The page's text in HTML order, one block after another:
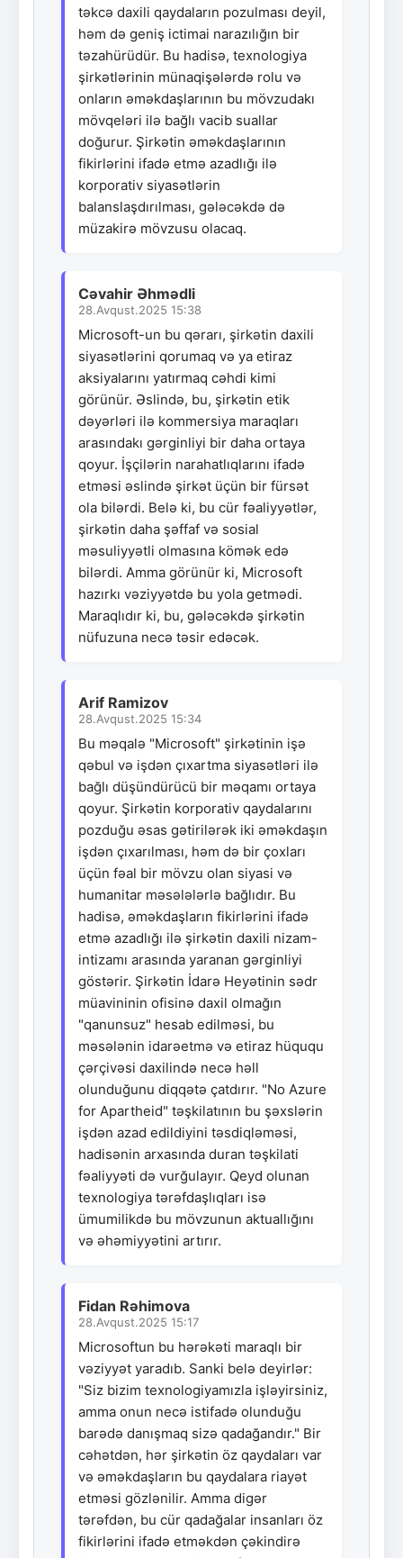
təkcə daxili qaydaların pozulması deyil,
həm də geniş ictimai narazılığın bir
təzahürüdür. Bu hadisə, texnologiya
şirkətlərinin münaqişələrdə rolu və
onların əməkdaşlarının bu mövzudakı
mövqeləri ilə bağlı vacib suallar
doğurur. Şirkətin əməkdaşlarının
fikirlərini ifadə etmə azadlığı ilə
korporativ siyasətlərin
balanslaşdırılması, gələcəkdə də
müzakirə mövzusu olacaq.
Cəvahir Əhmədli
28.Avqust.2025 15:38
Microsoft-un bu qərarı, şirkətin daxili
siyasətlərini qorumaq və ya etiraz
aksiyalarını yatırmaq cəhdi kimi
görünür. Əslində, bu, şirkətin etik
dəyərləri ilə kommersiya maraqları
arasındakı gərginliyi bir daha ortaya
qoyur. İşçilərin narahatlıqlarını ifadə
etməsi əslində şirkət üçün bir fürsət
ola bilərdi. Belə ki, bu cür fəaliyyətlər,
şirkətin daha şəffaf və sosial
məsuliyyətli olmasına kömək edə
bilərdi. Amma görünür ki, Microsoft
hazırkı vəziyyətdə bu yola getmədi.
Maraqlıdır ki, bu, gələcəkdə şirkətin
nüfuzuna necə təsir edəcək.
Arif Ramizov
28.Avqust.2025 15:34
Bu məqalə "Microsoft" şirkətinin işə
qəbul və işdən çıxartma siyasətləri ilə
bağlı düşündürücü bir məqamı ortaya
qoyur. Şirkətin korporativ qaydalarını
pozduğu əsas gətirilərək iki əməkdaşın
işdən çıxarılması, həm də bir çoxları
üçün fəal bir mövzu olan siyasi və
humanitar məsələlərlə bağlıdır. Bu
hadisə, əməkdaşların fikirlərini ifadə
etmə azadlığı ilə şirkətin daxili nizam-
intizamı arasında yaranan gərginliyi
göstərir. Şirkətin İdarə Heyətinin sədr
müavininin ofisinə daxil olmağın
"qanunsuz" hesab edilməsi, bu
məsələnin idarəetmə və etiraz hüququ
çərçivəsi daxilində necə həll
olunduğunu diqqətə çatdırır. "No Azure
for Apartheid" təşkilatının bu şəxslərin
işdən azad edildiyini təsdiqləməsi,
hadisənin arxasında duran təşkilati
fəaliyyəti də vurğulayır. Qeyd olunan
texnologiya tərəfdaşlıqları isə
ümumilikdə bu mövzunun aktuallığını
və əhəmiyyətini artırır.
Fidan Rəhimova
28.Avqust.2025 15:17
Microsoftun bu hərəkəti maraqlı bir
vəziyyət yaradıb. Sanki belə deyirlər:
"Siz bizim texnologiyamızla işləyirsiniz,
amma onun necə istifadə olunduğu
barədə danışmaq sizə qadağandır." Bir
cəhətdən, hər şirkətin öz qaydaları var
və əməkdaşların bu qaydalara riayət
etməsi gözlənilir. Amma digər
tərəfdən, bu cür qadağalar insanları öz
fikirlərini ifadə etməkdən çəkindirə